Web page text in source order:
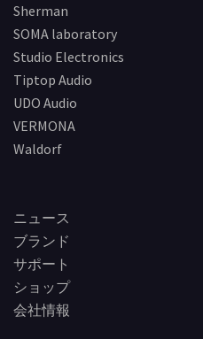
Sherman
SOMA laboratory
Studio Electronics
Tiptop Audio
UDO Audio
VERMONA
Waldorf
ニュース
ブランド
サポート
ショップ
会社情報